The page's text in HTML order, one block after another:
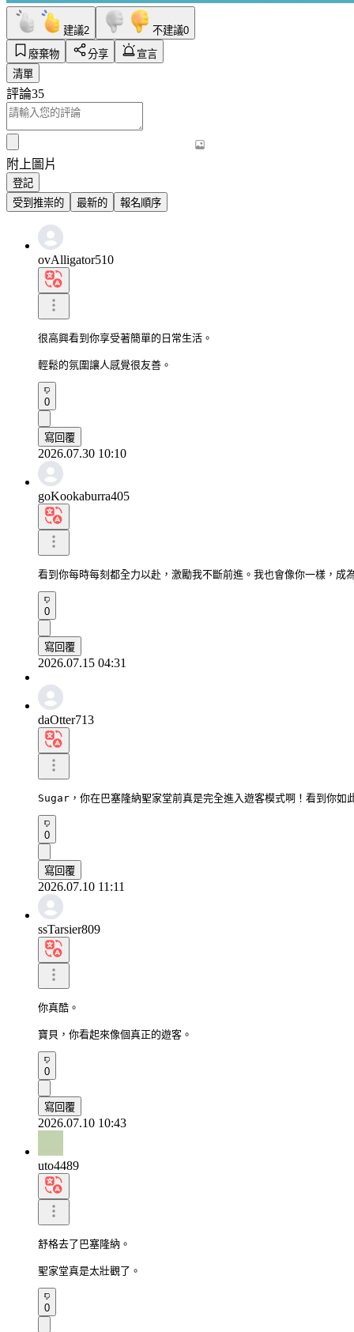
建議2 不建議0
廢棄物
分享
宣言
清單
評論35
附上圖片
登記
受到推崇的
最新的 報名順序
ovAlligator510
很高興看到你享受著簡單的日常生活。
輕鬆的氛圍讓人感覺很友善。
0
寫回覆
2026.07.30 10:10
goKookaburra405
看到你每時每刻都全力以赴，激勵我不斷前進。我也會像你一樣，成
0
寫回覆
2026.07.15 04:31
daOtter713
Sugar，你在巴塞隆納聖家堂前真是完全進入遊客模式啊！看到你如
0
寫回覆
2026.07.10 11:11
ssTarsier809
你真酷。
寶貝，你看起來像個真正的遊客。
0
寫回覆
2026.07.10 10:43
uto4489
舒格去了巴塞隆納。
聖家堂真是太壯觀了。
0